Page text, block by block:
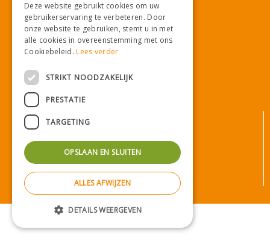
Download onze App!
Green Solutions|Tuincentrum Overzicht
Deze website gebruikt cookies om uw
gebruikerservaring te verbeteren. Door
onze website te gebruiken, stemt u in met
alle cookies in overeenstemming met ons
Cookiebeleid.Lees verder
STRIKT NOODZAKELIJK
PRESTATIE
TARGETING
OPSLAAN EN SLUITEN
ALLES AFWIJZEN
DETAILS WEERGEVEN